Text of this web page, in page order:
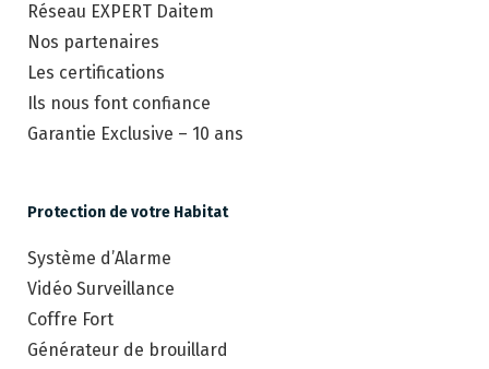
Réseau EXPERT Daitem
Nos partenaires
Les certifications
Ils nous font confiance
Garantie Exclusive – 10 ans
Protection de votre Habitat
Système d’Alarme
Vidéo Surveillance
Coffre Fort
Générateur de brouillard